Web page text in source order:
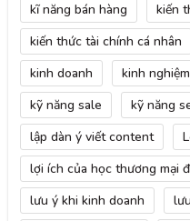
kĩ năng bán hàng
kiến
kiến thức tài chính cá nhân
kinh doanh
kinh nghiệm
kỹ năng sale
kỹ năng
lập dàn ý viết content
lợi ích của học thương mại
lưu ý khi kinh doanh